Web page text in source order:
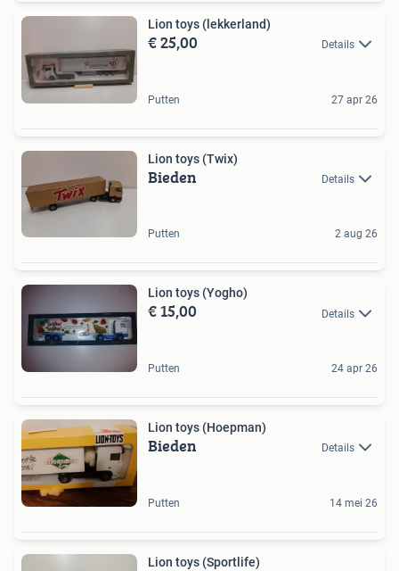
Lion toys (lekkerland)
€ 25,00 Details
Putten 27 apr 26
Lion toys (Twix)
Bieden Details
Putten 2 aug 26
Lion toys (Yogho)
€ 15,00 Details
Putten 24 apr 26
Lion toys (Hoepman)
Bieden Details
Putten 14 mei 26
Lion toys (Sportlife)